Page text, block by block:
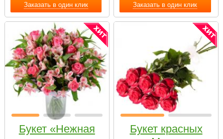
Заказать в один клик Заказать в один клик
Букет «Нежная
Букет красных